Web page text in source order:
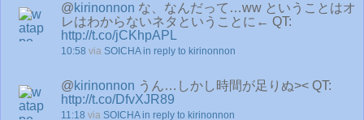
@kirinonnon な、なんだって…ww ということはオ
レはわからないネタということに← QT:
http://t.co/jCKhpAPL
10:58 via SOICHA in reply to kirinonnon
@kirinonnon うん…しかし時間が足りぬ>< QT:
http://t.co/DfvXJR89
11:18 via SOICHA in reply to kirinonnon